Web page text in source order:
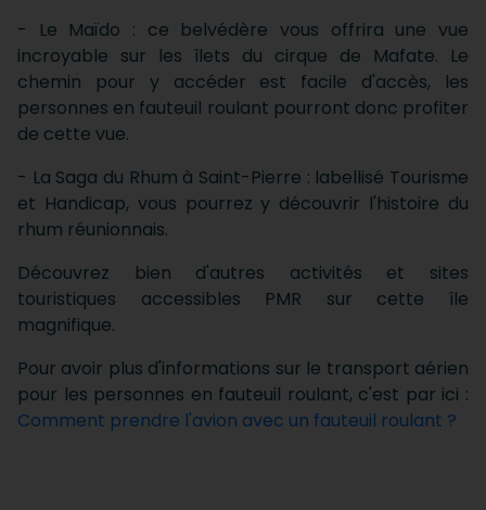
- Le Maïdo : ce belvédère vous offrira une vue
incroyable sur les îlets du cirque de Mafate. Le
chemin pour y accéder est facile d'accès, les
personnes en fauteuil roulant pourront donc profiter
de cette vue.
- La Saga du Rhum à Saint-Pierre : labellisé Tourisme
et Handicap, vous pourrez y découvrir l'histoire du
rhum réunionnais.
Découvrez bien d'autres activités et sites
touristiques accessibles PMR sur cette île
magnifique.
Pour avoir plus d'informations sur le transport aérien
pour les personnes en fauteuil roulant, c'est par ici :
Comment prendre l'avion avec un fauteuil roulant ?